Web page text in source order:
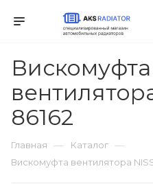
Вискомуфта
86162
Главная — Каталог —
Вискомуфта вентилятора